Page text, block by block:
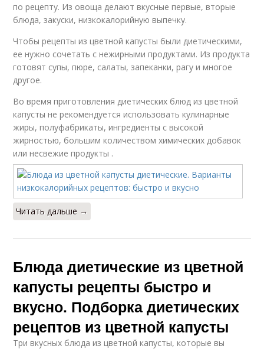
по рецепту. Из овоща делают вкусные первые, вторые
блюда, закуски, низкокалорийную выпечку.
Чтобы рецепты из цветной капусты были диетическими,
ее нужно сочетать с нежирными продуктами. Из продукта
готовят супы, пюре, салаты, запеканки, рагу и многое
другое.
Во время приготовления диетических блюд из цветной
капусты не рекомендуется использовать кулинарные
жиры, полуфабрикаты, ингредиенты с высокой
жирностью, большим количеством химических добавок
или несвежие продукты .
Читать дальше →
Блюда диетические из цветной
капусты рецепты быстро и
вкусно. Подборка диетических
рецептов из цветной капусты
Три вкусных блюда из цветной капусты, которые вы